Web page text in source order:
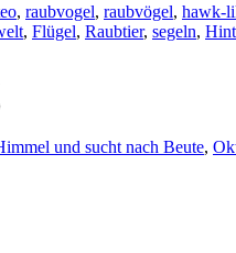
, raubvogel, raubvögel, hawk-
, Flügel, Raubtier, segeln,
und sucht nach Beute,